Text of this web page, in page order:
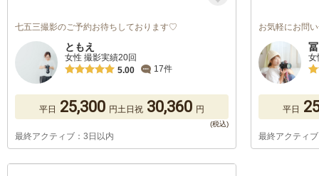
七五三撮影のご予約お待ちしております♡
ともえ
女性 撮影実績20回
5.00
17件
平日 25,300 円土日祝 30,360 円
最終アクティブ：3日以内
お気軽にお問
女
平日
最終アクティ